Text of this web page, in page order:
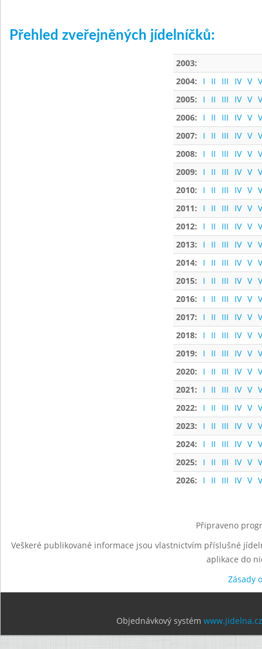
Přehled zveřejněných jídelníčků:
2003:
2004:
I II III IV V
2005:
I II III IV V
2006:
I II III IV V
2007:
I II III IV V
2008:
I II III IV V
2009:
I II III IV V
2010:
I II III IV V
2011:
I II III IV V
2012:
I II III IV V
2013:
I II III IV V
2014:
I II III IV V
2015:
I II III IV V
2016:
I II III IV V
2017:
I II III IV V
2018:
I II III IV V
2019:
I II III IV V
2020:
I II III IV V
2021:
I II III IV V
2022:
I II III IV V
2023:
I II III IV V
2024:
I II III IV V
2025:
I II III IV V
2026:
I II III IV V
Připraveno
Veškeré publikované informace jsou vlastnictvím příslušné
aplikace do
Zásady
Objednávkový systém www.jidelna.cz